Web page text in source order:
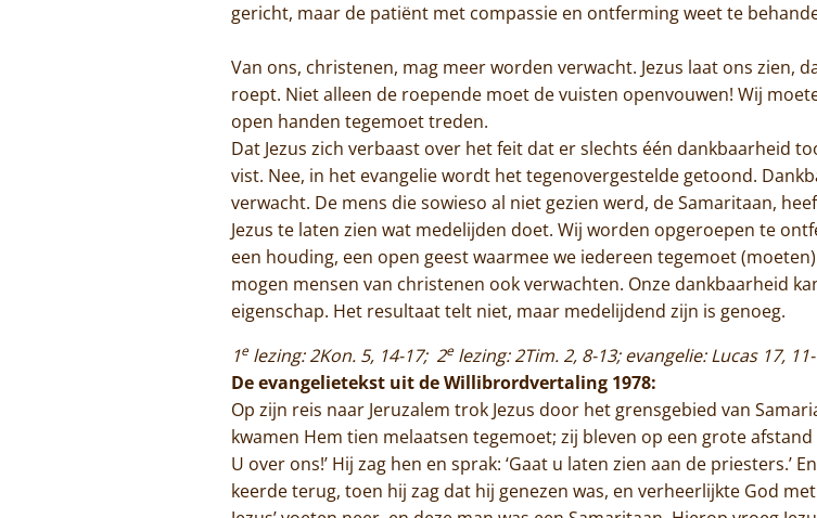
gericht, maar de patiënt met compassie en ontferming weet te
Van ons, christenen, mag meer worden verwacht. Jezus laat ons zien,
roept. Niet alleen de roepende moet de vuisten openvouwen! Wij
open handen tegemoet treden.
Dat Jezus zich verbaast over het feit dat er slechts één dankbaarheid
vist. Nee, in het evangelie wordt het tegenovergestelde getoond.
verwacht. De mens die sowieso al niet gezien werd, de Samaritaan,
Jezus te laten zien wat medelijden doet. Wij worden opgeroepen te
een houding, een open geest waarmee we iedereen tegemoet
mogen mensen van christenen ook verwachten. Onze dankbaarheid
eigenschap. Het resultaat telt niet, maar medelijdend zijn is genoeg.
1elezing: 2Kon. 5, 14-17; 2elezing: 2Tim. 2, 8-13; evangelie: Lucas 17,
De evangelietekst uit de Willibrordvertaling 1978:
Op zijn reis naar Jeruzalem trok Jezus door het grensgebied van
kwamen Hem tien melaatsen tegemoet; zij bleven op een grote
U over ons!’ Hij zag hen en sprak: ‘Gaat u laten zien aan de priesters.’
keerde terug, toen hij zag dat hij genezen was, en verheerlijkte God